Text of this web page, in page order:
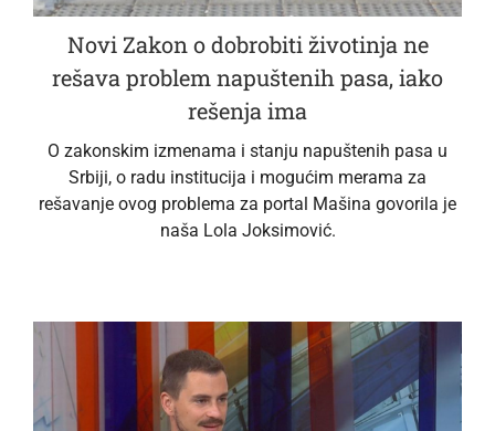
Novi Zakon o dobrobiti životinja ne
rešava problem napuštenih pasa, iako
rešenja ima
O zakonskim izmenama i stanju napuštenih pasa u
Srbiji, o radu institucija i mogućim merama za
rešavanje ovog problema za portal Mašina govorila je
naša Lola Joksimović.